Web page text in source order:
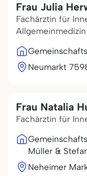
Frau Julia
Fachärztin für
Allgemeinmedizin
Neumarkt 7
Frau Natalia
Fachärztin für
Müller &
Neheimer